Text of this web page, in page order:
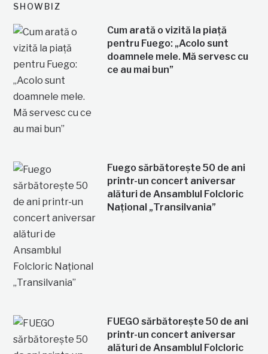
SHOWBIZ
Cum arată o vizită la piață
pentru Fuego: „Acolo sunt
doamnele mele. Mă servesc cu
ce au mai bun”
Fuego sărbătorește 50 de ani
printr-un concert aniversar
alături de Ansamblul Folcloric
Național „Transilvania”
FUEGO sărbătorește 50 de ani
printr-un concert aniversar
alături de Ansamblul Folcloric